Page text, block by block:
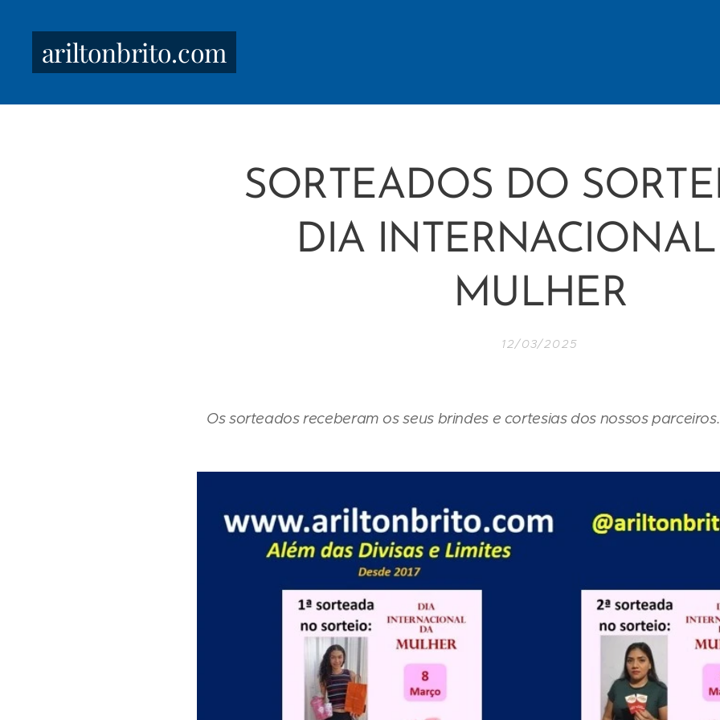
ariltonbrito.com
SORTEADOS DO
DIA
MULHER
12/03/2025
Os sorteados receberam os seus brindes e cortesias dos nossos parceiros.